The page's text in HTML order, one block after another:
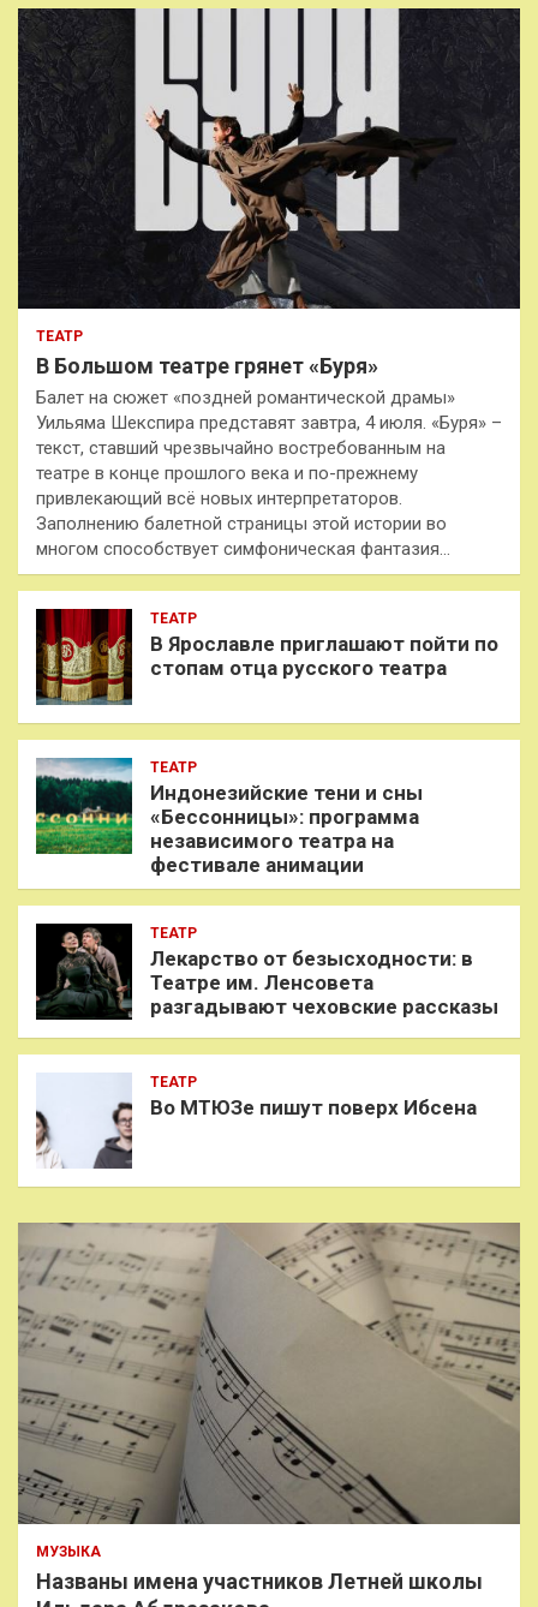
ТЕАТР
В Большом театре грянет «Буря»
Балет на сюжет «поздней романтической драмы»
Уильяма Шекспира представят завтра, 4 июля. «Буря» –
текст, ставший чрезвычайно востребованным на
театре в конце прошлого века и по-прежнему
привлекающий всё новых интерпретаторов.
Заполнению балетной страницы этой истории во
многом способствует симфоническая фантазия…
ТЕАТР
В Ярославле приглашают пойти по
стопам отца русского театра
ТЕАТР
Индонезийские тени и сны
«Бессонницы»: программа
независимого театра на
фестивале анимации
ТЕАТР
Лекарство от безысходности: в
Театре им. Ленсовета
разгадывают чеховские рассказы
ТЕАТР
Во МТЮЗе пишут поверх Ибсена
МУЗЫКА
Названы имена участников Летней школы